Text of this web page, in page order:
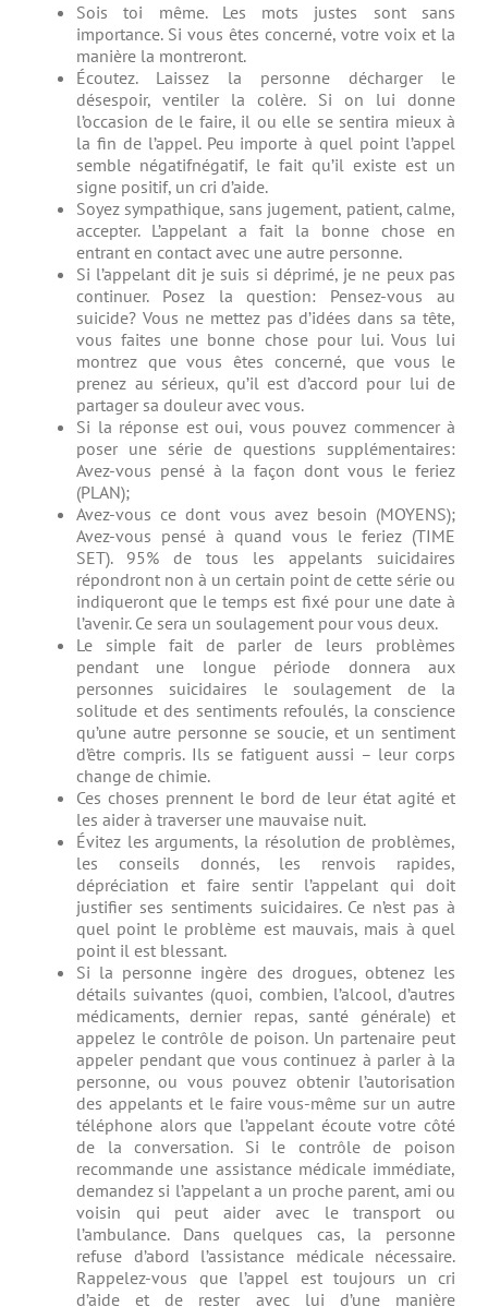
Sois toi même. Les mots justes sont sans
importance. Si vous êtes concerné, votre voix et la
manière la montreront.
Écoutez. Laissez la personne décharger le
désespoir, ventiler la colère. Si on lui donne
l’occasion de le faire, il ou elle se sentira mieux à
la fin de l’appel. Peu importe à quel point l’appel
semble négatifnégatif, le fait qu’il existe est un
signe positif, un cri d’aide.
Soyez sympathique, sans jugement, patient, calme,
accepter. L’appelant a fait la bonne chose en
entrant en contact avec une autre personne.
Si l’appelant dit je suis si déprimé, je ne peux pas
continuer. Posez la question: Pensez-vous au
suicide? Vous ne mettez pas d’idées dans sa tête,
vous faites une bonne chose pour lui. Vous lui
montrez que vous êtes concerné, que vous le
prenez au sérieux, qu’il est d’accord pour lui de
partager sa douleur avec vous.
Si la réponse est oui, vous pouvez commencer à
poser une série de questions supplémentaires:
Avez-vous pensé à la façon dont vous le feriez
(PLAN);
Avez-vous ce dont vous avez besoin (MOYENS);
Avez-vous pensé à quand vous le feriez (TIME
SET). 95% de tous les appelants suicidaires
répondront non à un certain point de cette série ou
indiqueront que le temps est fixé pour une date à
l’avenir. Ce sera un soulagement pour vous deux.
Le simple fait de parler de leurs problèmes
pendant une longue période donnera aux
personnes suicidaires le soulagement de la
solitude et des sentiments refoulés, la conscience
qu’une autre personne se soucie, et un sentiment
d’être compris. Ils se fatiguent aussi – leur corps
change de chimie.
Ces choses prennent le bord de leur état agité et
les aider à traverser une mauvaise nuit.
Évitez les arguments, la résolution de problèmes,
les conseils donnés, les renvois rapides,
dépréciation et faire sentir l’appelant qui doit
justifier ses sentiments suicidaires. Ce n’est pas à
quel point le problème est mauvais, mais à quel
point il est blessant.
Si la personne ingère des drogues, obtenez les
détails suivantes (quoi, combien, l’alcool, d’autres
médicaments, dernier repas, santé générale) et
appelez le contrôle de poison. Un partenaire peut
appeler pendant que vous continuez à parler à la
personne, ou vous pouvez obtenir l’autorisation
des appelants et le faire vous-même sur un autre
téléphone alors que l’appelant écoute votre côté
de la conversation. Si le contrôle de poison
recommande une assistance médicale immédiate,
demandez si l’appelant a un proche parent, ami ou
voisin qui peut aider avec le transport ou
l’ambulance. Dans quelques cas, la personne
refuse d’abord l’assistance médicale nécessaire.
Rappelez-vous que l’appel est toujours un cri
d’aide et de rester avec lui d’une manière